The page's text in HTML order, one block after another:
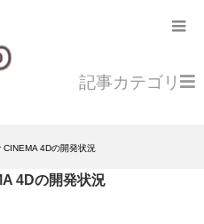
CINEMA 4Dの開発状況
記事カテゴリ
4Dの開発状況